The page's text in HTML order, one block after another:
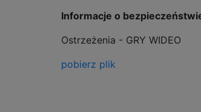
Informacje o
Ostrzeżenia - GRY WIDEO
pobierz plik